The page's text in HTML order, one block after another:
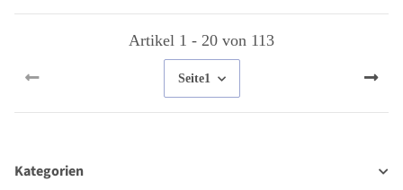
Artikel 1 - 20 von 113
Seite1
Kategorien